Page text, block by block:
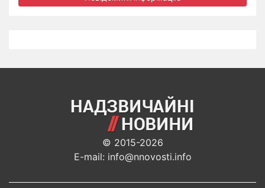
© 2015-2026
E-mail: info@nnovosti.info